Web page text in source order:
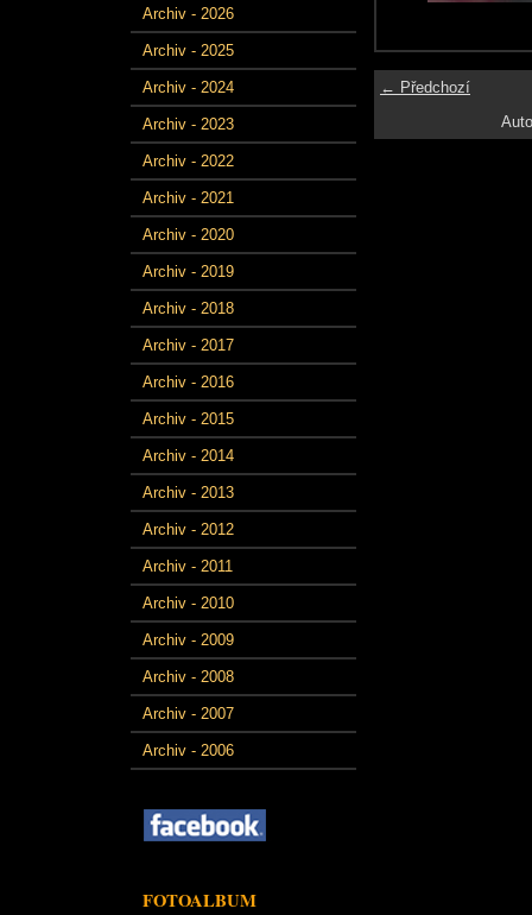
Archiv - 2026
Archiv - 2025
Archiv - 2024
Archiv - 2023
Archiv - 2022
Archiv - 2021
Archiv - 2020
Archiv - 2019
Archiv - 2018
Archiv - 2017
Archiv - 2016
Archiv - 2015
Archiv - 2014
Archiv - 2013
Archiv - 2012
Archiv - 2011
Archiv - 2010
Archiv - 2009
Archiv - 2008
Archiv - 2007
Archiv - 2006
FOTOALBUM
← Předchozí